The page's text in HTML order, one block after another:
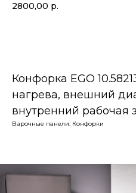
2800,00 р.
Конфорка EGO
нагрева, внешний
внутренний рабочая
Варочные панели: Конфорки